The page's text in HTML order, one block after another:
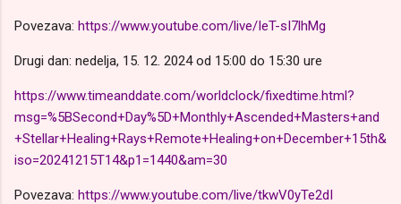
Povezava: https://www.youtube.com/live/IeT-sI7lhMg
Drugi dan: nedelja, 15. 12. 2024 od 15:00 do 15:30 ure
https://www.timeanddate.com/worldclock/fixedtime.html?
msg=%5BSecond+Day%5D+Monthly+Ascended+Masters+and
+Stellar+Healing+Rays+Remote+Healing+on+December+15th&
iso=20241215T14&p1=1440&am=30
Povezava: https://www.youtube.com/live/tkwV0yTe2dI